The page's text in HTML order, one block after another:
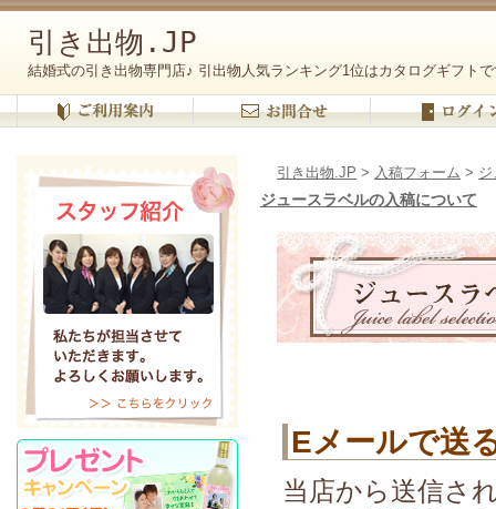
引き出物.JP
結婚式の引き出物専門店♪ 引出物人気ランキング1位はカタログギフト
引き出物.JP > 入稿フォーム >
ジュースラベルの入稿について
Eメールで送
当店から送信さ